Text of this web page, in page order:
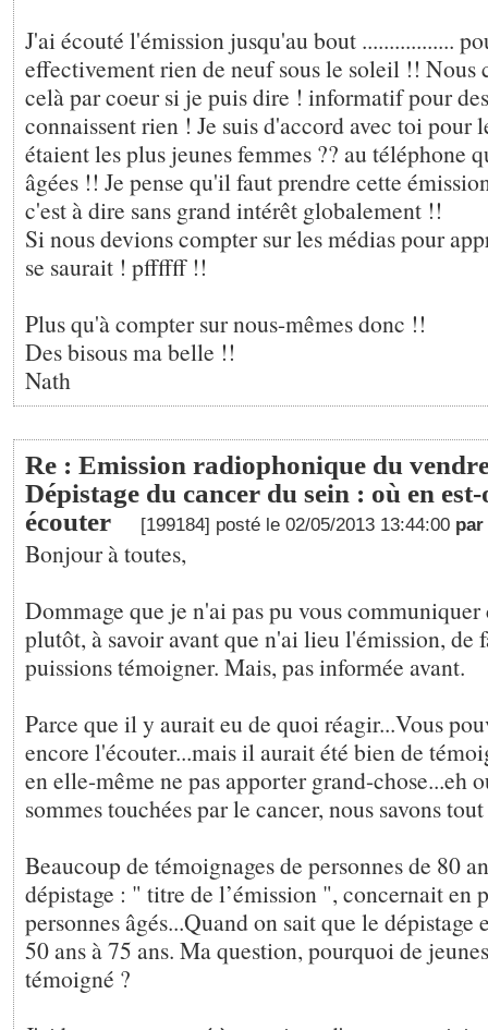
J'ai écouté l'émission jusqu'au bout .................
effectivement rien de neuf sous le soleil !! Nous
celà par coeur si je puis dire ! informatif pour
connaissent rien ! Je suis d'accord avec toi pour
étaient les plus jeunes femmes ?? au téléphone
âgées !! Je pense qu'il faut prendre cette
c'est à dire sans grand intérêt globalement !!
Si nous devions compter sur les médias pour
se saurait ! pffffff !!
Plus qu'à compter sur nous-mêmes donc !!
Des bisous ma belle !!
Nath
Re : Emission radiophonique du
Dépistage du cancer du sein : où en
écouter
[199184] posté le 02/05/2013 13:44:00 par
Bonjour à toutes,
Dommage que je n'ai pas pu vous
plutôt, à savoir avant que n'ai lieu l'émission, de
puissions témoigner. Mais, pas informée avant.
Parce que il y aurait eu de quoi réagir...Vous
encore l'écouter...mais il aurait été bien de
en elle-même ne pas apporter grand-chose...eh
sommes touchées par le cancer, nous savons
Beaucoup de témoignages de personnes de 80
dépistage : " titre de l’émission ", concernait en
personnes âgés...Quand on sait que le dépistage
50 ans à 75 ans. Ma question, pourquoi de
témoigné ?